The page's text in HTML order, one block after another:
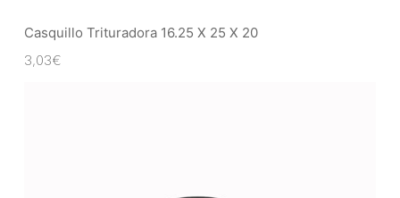
Casquillo Trituradora 16.25 X 25 X 20
3,03€